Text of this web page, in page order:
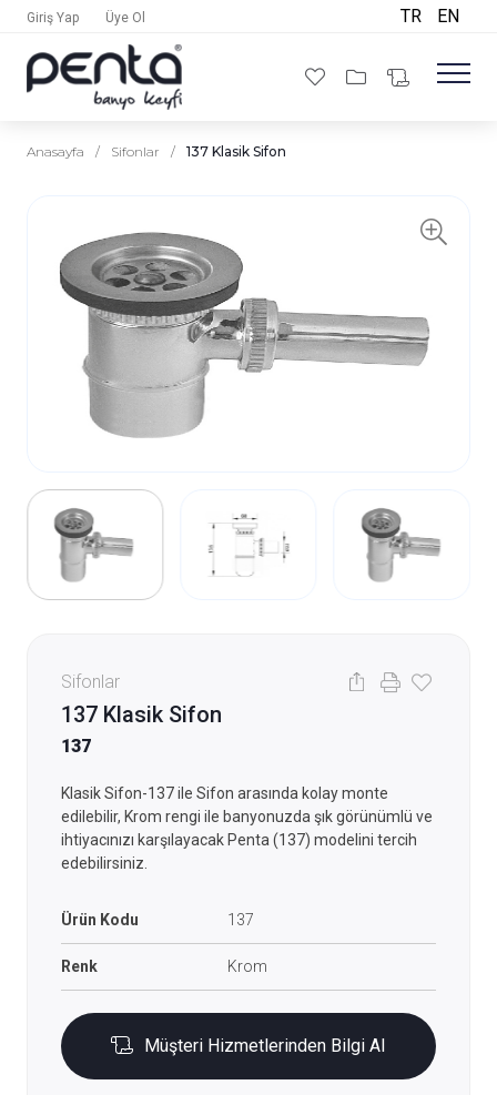
Giriş Yap Üye Ol TR EN
Anasayfa / Sifonlar / 137 Klasik Sifon
Sifonlar
137 Klasik Sifon
137
Klasik Sifon-137 ile Sifon arasında kolay monte
edilebilir, Krom rengi ile banyonuzda şık görünümlü ve
ihtiyacınızı karşılayacak Penta (137) modelini tercih
edebilirsiniz.
Ürün Kodu 137
Renk Krom
Müşteri Hizmetlerinden Bilgi Al